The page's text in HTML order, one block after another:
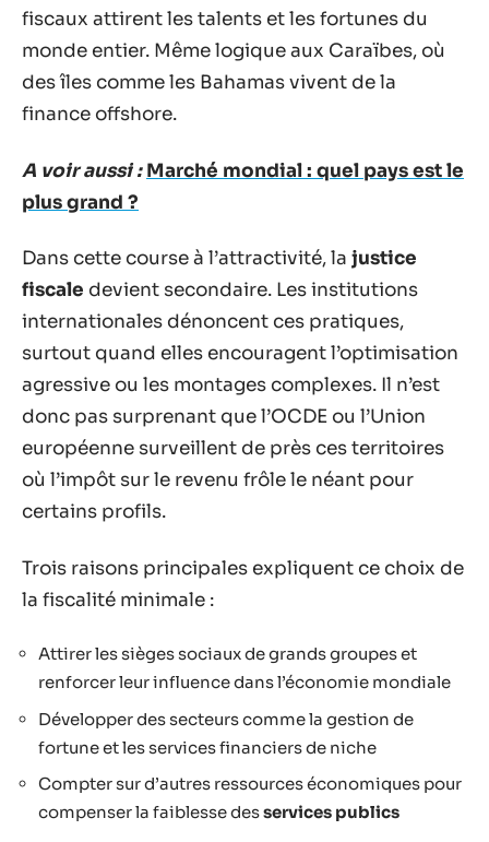
fiscaux attirent les talents et les fortunes du
monde entier. Même logique aux Caraïbes, où
des îles comme les Bahamas vivent de la
finance offshore.
A voir aussi : Marché mondial : quel pays est le
plus grand ?
Dans cette course à l’attractivité, la justice
fiscale devient secondaire. Les institutions
internationales dénoncent ces pratiques,
surtout quand elles encouragent l’optimisation
agressive ou les montages complexes. Il n’est
donc pas surprenant que l’OCDE ou l’Union
européenne surveillent de près ces territoires
où l’impôt sur le revenu frôle le néant pour
certains profils.
Trois raisons principales expliquent ce choix de
la fiscalité minimale :
Attirer les sièges sociaux de grands groupes et
renforcer leur influence dans l’économie mondiale
Développer des secteurs comme la gestion de
fortune et les services financiers de niche
Compter sur d’autres ressources économiques pour
compenser la faiblesse desservices publics